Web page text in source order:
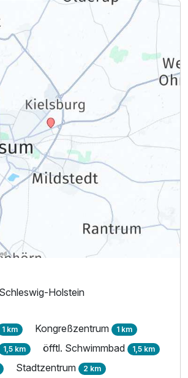
Holstein
1 km Kongreßzentrum 1 km
1,5 km öfftl. Schwimmbad 1,5 km
Stadtzentrum 2 km